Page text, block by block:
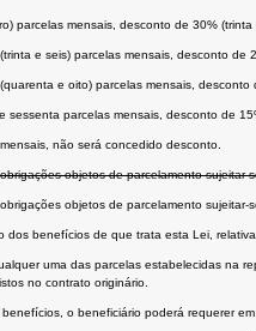
parcelas mensais, desconto de 30% (trinta
e seis) parcelas mensais, desconto de
e oito) parcelas mensais, desconto
sessenta parcelas mensais, desconto de
não será concedido desconto.
objetos de parcelamento
objetos de parcelamento
dos benefícios de que trata esta Lei,
uma das parcelas estabelecidas na
no contrato originário.
o beneficiário poderá requerer